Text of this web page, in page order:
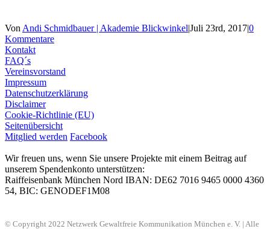
Von Andi Schmidbauer | Akademie Blickwinkel|Juli 23rd, 2017|0
Kommentare
Kontakt
FAQ´s
Vereinsvorstand
Impressum
Datenschutzerklärung
Disclaimer
Cookie-Richtlinie (EU)
Seitenübersicht
Mitglied werden Facebook
Wir freuen uns, wenn Sie unsere Projekte mit einem Beitrag auf
unserem Spendenkonto unterstützen:
Raiffeisenbank München Nord IBAN: DE62 7016 9465 0000 4360
54, BIC: GENODEF1M08
© Copyright 2022 Netzwerk Gewaltfreie Kommunikation München e. V. | Alle